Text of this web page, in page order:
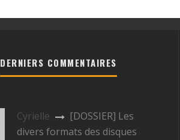
DERNIERS COMMENTAIRES
Cyrielle
[DOSSIER] Les
divers formats des disques